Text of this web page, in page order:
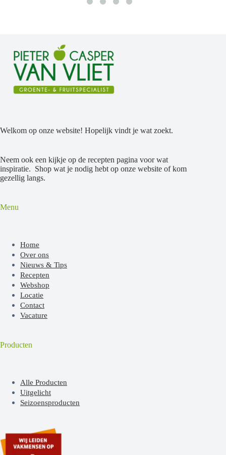
Welkom op onze website! Hopelijk vindt je wat zoekt.
Neem ook een kijkje op de recepten pagina voor wat
inspiratie. Shop wat je nodig hebt op onze website of kom
gezellig langs.
Menu
Home
Over ons
Nieuws & Tips
Recepten
Webshop
Locatie
Contact
Vacature
Producten
Alle Producten
Uitgelicht
Seizoensproducten